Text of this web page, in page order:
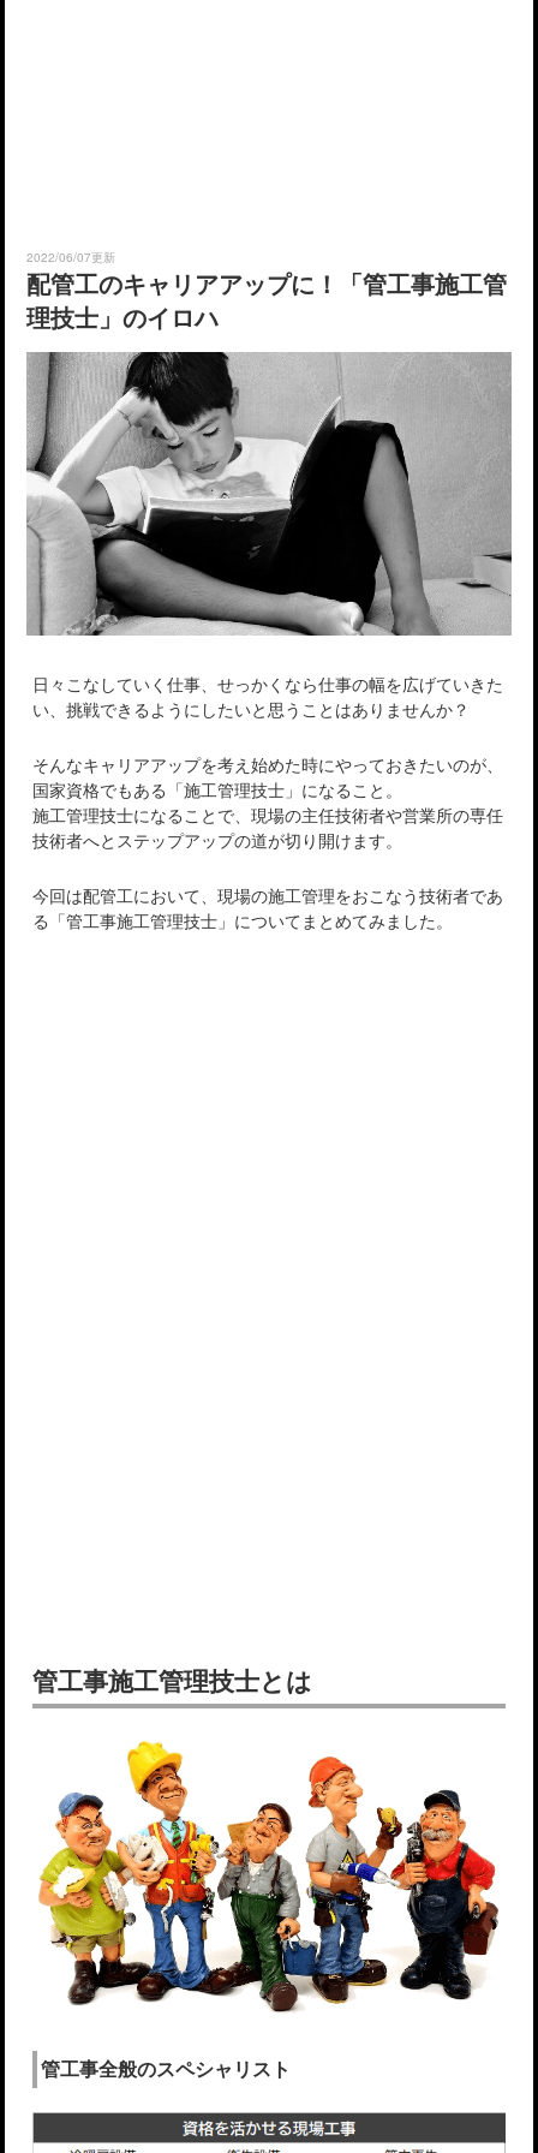
2022/06/07更新
配管工のキャリアアップに！「管工事施工管
理技士」のイロハ
日々こなしていく仕事、せっかくなら仕事の幅を広げていきた
い、挑戦できるようにしたいと思うことはありませんか？
そんなキャリアアップを考え始めた時にやっておきたいのが、
国家資格でもある「施工管理技士」になること。
施工管理技士になることで、現場の主任技術者や営業所の専任
技術者へとステップアップの道が切り開けます。
今回は配管工において、現場の施工管理をおこなう技術者であ
る「管工事施工管理技士」についてまとめてみました。
管工事施工管理技士とは
管工事全般のスペシャリスト